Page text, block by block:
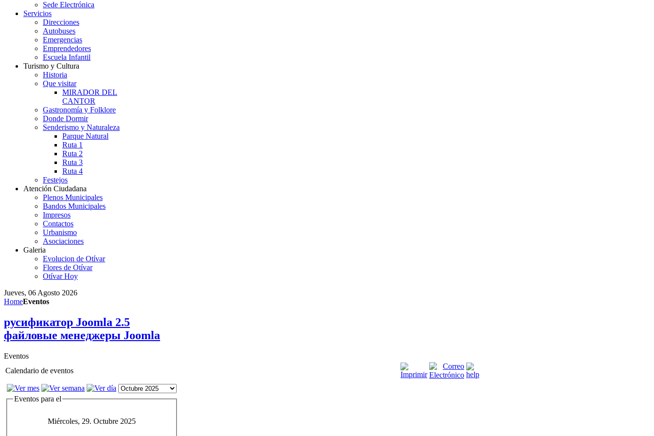
Sede Electrónica
Servicios
Direcciones
Autobuses
Emergencias
Emprendedores
Escuela Infantil
Turismo y Cultura
Historia
Que visitar
MIRADOR DEL
CANTOR
Gastronomía y Folklore
Donde Dormir
Senderismo y Naturaleza
Parque Natural
Ruta 1
Ruta 2
Ruta 3
Ruta 4
Festejos
Atención Ciudadana
Plenos Municipales
Bandos Municipales
Impresos
Contactos
Urbanismo
Asociaciones
Galeria
Evolucion de Otívar
Flores de Otívar
Otívar Hoy
Jueves, 06 Agosto 2026
HomeEventos
русификатор Joomla 2.5
файловые менеджеры Joomla
Eventos
Calendario de eventos
Eventos para el
Miércoles, 29. Octubre 2025